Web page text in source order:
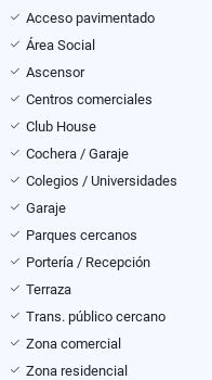
Acceso pavimentado
Área Social
Ascensor
Centros comerciales
Club House
Cochera / Garaje
Colegios / Universidades
Garaje
Parques cercanos
Portería / Recepción
Terraza
Trans. público cercano
Zona comercial
Zona residencial